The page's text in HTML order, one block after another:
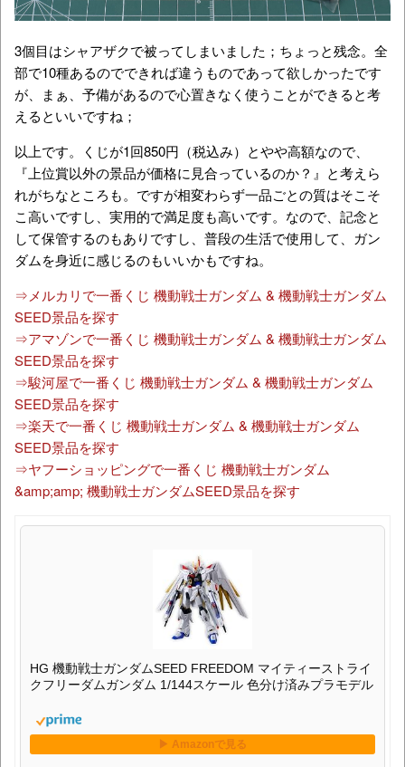
3個目はシャアザクで被ってしまいました；ちょっと残念。全
部で10種あるのでできれば違うものであって欲しかったです
が、まぁ、予備があるので心置きなく使うことができると考
えるといいですね；
以上です。くじが1回850円（税込み）とやや高額なので、
『上位賞以外の景品が価格に見合っているのか？』と考えら
れがちなところも。ですが相変わらず一品ごとの質はそこそ
こ高いですし、実用的で満足度も高いです。なので、記念と
して保管するのもありですし、普段の生活で使用して、ガン
ダムを身近に感じるのもいいかもですね。
⇒メルカリで一番くじ 機動戦士ガンダム & 機動戦士ガンダム
SEED景品を探す
⇒アマゾンで一番くじ 機動戦士ガンダム & 機動戦士ガンダム
SEED景品を探す
⇒駿河屋で一番くじ 機動戦士ガンダム & 機動戦士ガンダム
SEED景品を探す
⇒楽天で一番くじ 機動戦士ガンダム & 機動戦士ガンダム
SEED景品を探す
⇒ヤフーショッピングで一番くじ 機動戦士ガンダム
&amp;amp; 機動戦士ガンダムSEED景品を探す
HG 機動戦士ガンダムSEED FREEDOM マイティーストライ
クフリーダムガンダム 1/144スケール 色分け済みプラモデル